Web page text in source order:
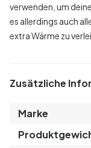
verwenden, um
es allerdings auch
extra Wärme zu
Zusätzliche
Marke